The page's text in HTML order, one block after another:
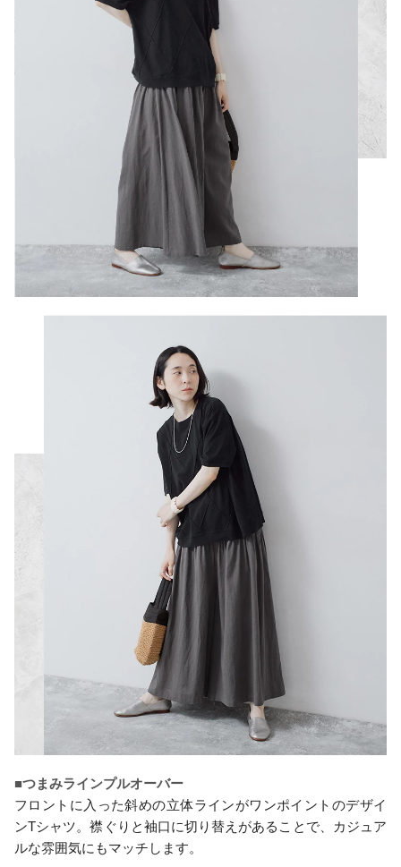
■つまみラインプルオーバー
フロントに入った斜めの立体ラインがワンポイントのデザイ
ンTシャツ。襟ぐりと袖口に切り替えがあることで、カジュア
ルな雰囲気にもマッチします。